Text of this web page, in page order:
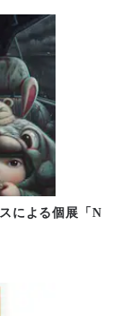
による個展「N